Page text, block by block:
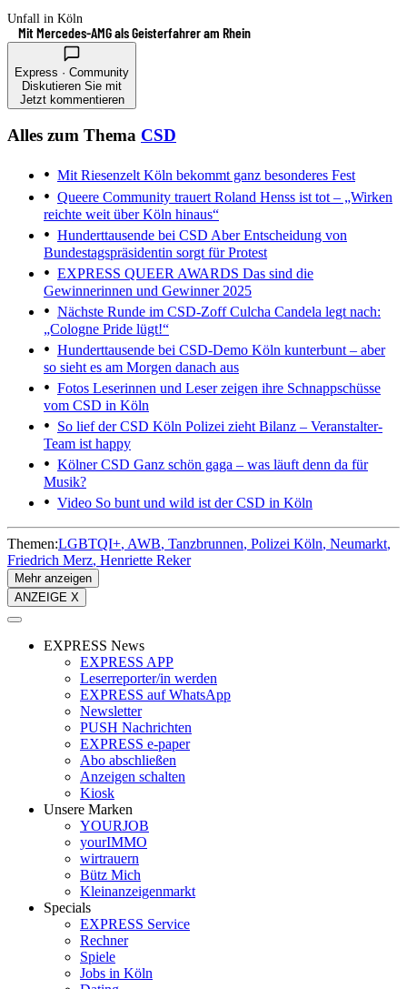
Unfall in Köln
Mit Mercedes-AMG als Geisterfahrer am Rhein
Express · Community
Diskutieren Sie mit
Jetzt kommentieren
Alles zum Thema CSD
Mit Riesenzelt Köln bekommt ganz besonderes Fest
Queere Community trauert Roland Henss ist tot – „Wirken
reichte weit über Köln hinaus“
Hunderttausende bei CSD Aber Entscheidung von
Bundestagspräsidentin sorgt für Protest
EXPRESS QUEER AWARDS Das sind die
Gewinnerinnen und Gewinner 2025
Nächste Runde im CSD-ZoffCulcha Candela legt nach:
„Cologne Pride lügt!“
Hunderttausende bei CSD-Demo Köln kunterbunt – aber
so sieht es am Morgen danach aus
Fotos Leserinnen und Leser zeigen ihre Schnappschüsse
vom CSD in Köln
So lief der CSD Köln Polizei zieht Bilanz – Veranstalter-
Team ist happy
Kölner CSD Ganz schön gaga – was läuft denn da für
Musik?
Video So bunt und wild ist der CSD in Köln
Themen:LGBTQI+ AWB Tanzbrunnen Polizei Köln Neumarkt
Friedrich Merz Henriette Reker
Mehr anzeigen
ANZEIGE X
EXPRESS News
EXPRESS APP
Leserreporter/in werden
EXPRESS auf WhatsApp
Newsletter
PUSH Nachrichten
EXPRESS e-paper
Abo abschließen
Anzeigen schalten
Kiosk
Unsere Marken
YOURJOB
yourIMMO
wirtrauern
Bütz Mich
Kleinanzeigenmarkt
Specials
EXPRESS Service
Rechner
Spiele
Jobs in Köln